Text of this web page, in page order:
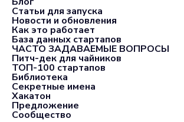
Статьи для запуска
Новости и обновления
Как это работает
База данных стартапов
ЧАСТО ЗАДАВАЕМЫЕ ВОПРОСЫ
Питч-дек для чайников
ТОП-100 стартапов
Библиотека
Секретные имена
Хакатон
Предложение
Сообщество